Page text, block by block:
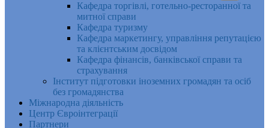
Кафедра торгівлі, готельно-ресторанної та
митної справи
Кафедра туризму
Кафедра маркетингу, управління репутацією
та клієнтським досвідом
Кафедра фінансів, банківської справи та
страхування
Інститут підготовки іноземних громадян та осіб
без громадянства
Міжнародна діяльність
Центр Євроінтеграції
Партнери